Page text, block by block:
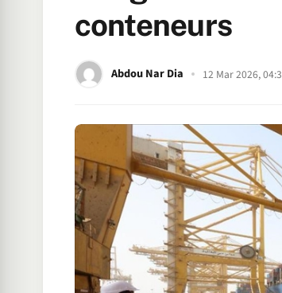
conteneurs
Abdou Nar Dia 12 Mar 2026,